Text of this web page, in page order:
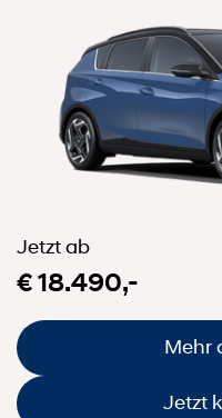
Jetzt ab
€ 18.490,-
Mehr
Jetzt